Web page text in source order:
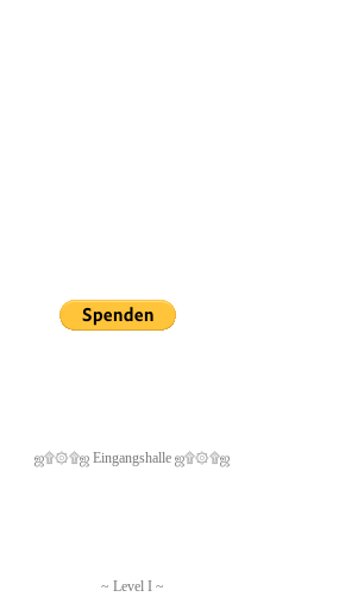
ஜ۩۞۩ஜ Eingangshalle ஜ۩۞۩ஜ
~ Level I ~